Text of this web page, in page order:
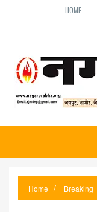
HOME
Home Breaking